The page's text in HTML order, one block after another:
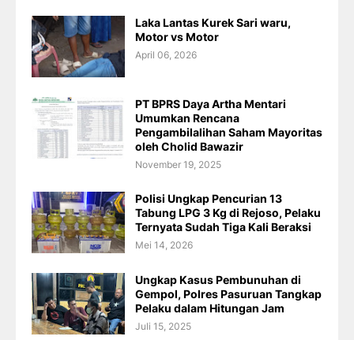
Laka Lantas Kurek Sari waru,
Motor vs Motor
April 06, 2026
PT BPRS Daya Artha Mentari
Umumkan Rencana
Pengambilalihan Saham Mayoritas
oleh Cholid Bawazir
November 19, 2025
Polisi Ungkap Pencurian 13
Tabung LPG 3 Kg di Rejoso, Pelaku
Ternyata Sudah Tiga Kali Beraksi
Mei 14, 2026
Ungkap Kasus Pembunuhan di
Gempol, Polres Pasuruan Tangkap
Pelaku dalam Hitungan Jam
Juli 15, 2025